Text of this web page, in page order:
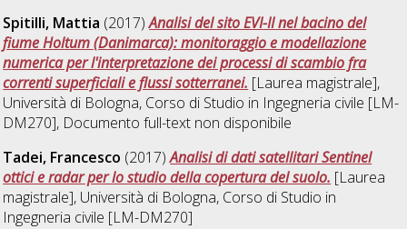
Spitilli, Mattia (2017)Analisi del sito EVI-II nel bacino del
fiume Holtum (Danimarca): monitoraggio e modellazione
numerica per l'interpretazione dei processi di scambio fra
correnti superficiali e flussi sotterranei. [Laurea magistrale],
Università di Bologna, Corso di Studio in Ingegneria civile [LM-
DM270], Documento full-text non disponibile
Tadei, Francesco (2017)Analisi di dati satellitari Sentinel
ottici e radar per lo studio della copertura del suolo. [Laurea
magistrale], Università di Bologna, Corso di Studio in
Ingegneria civile [LM-DM270]